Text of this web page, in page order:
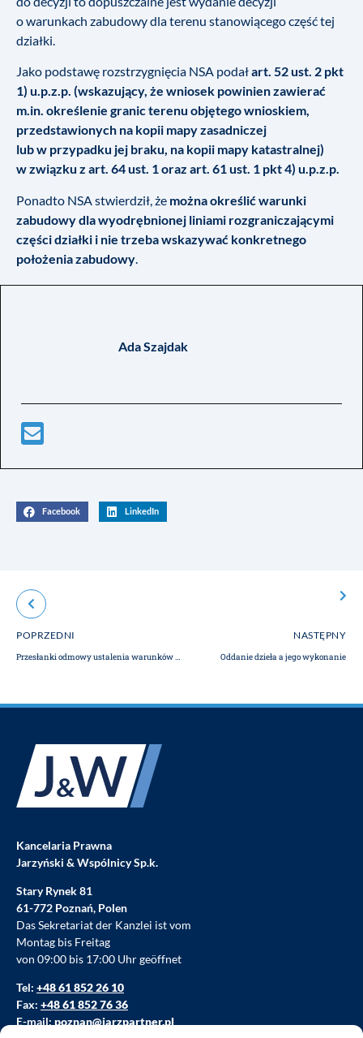
o warunkach zabudowy dla terenu stanowiącego część tej
działki.
Jako podstawę rozstrzygnięcia NSA podałart. 52 ust. 2 pkt
1) u.p.z.p. (wskazujący, że wniosek powinien zawierać
m.in. określenie granic terenu objętego wnioskiem,
przedstawionych na kopii mapy zasadniczej
lub w przypadku jej braku, na kopii mapy katastralnej)
w związku z art. 64 ust. 1 oraz art. 61 ust. 1 pkt 4) u.p.z.p.
Ponadto NSA stwierdził, że można określić warunki
zabudowy dla wyodrębnionej liniami rozgraniczającymi
części działki i nie trzeba wskazywać konkretnego
położenia zabudowy
Ada Szajdak
Facebook LinkedIn
POPRZEDNI
Przesłanki odmowy ustalenia warunków zabudowy
NASTĘPNY
Oddanie dzieła a jego wykonanie
Kancelaria Prawna
Jarzyński & Wspólnicy Sp.k.
Stary Rynek 81
61-772 Poznań, Polen
Das Sekretariat der Kanzlei ist vom
Montag bis Freitag
von 09:00 bis 17:00 Uhr geöffnet
Tel: +48 61 852 26 10
Fax: +48 61 852 76 36
E-mail: poznan@jarzpartner.pl